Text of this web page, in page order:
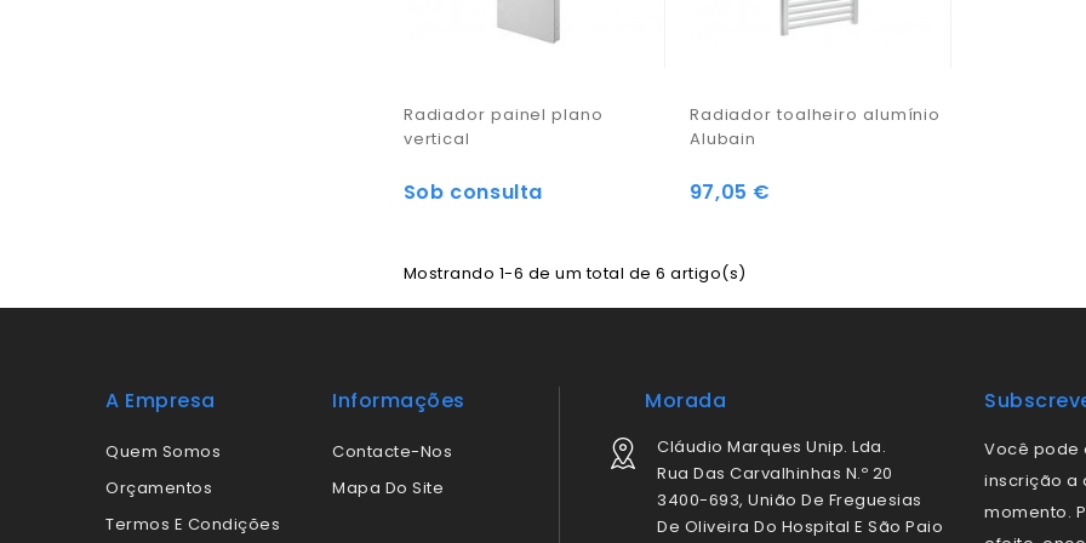
Radiador painel plano
vertical
Sob consulta
Radiador toalheiro alumínio
Alubain
97,05 €
Mostrando 1-6 de um total de 6 artigo(s)
A Empresa
Quem Somos
Orçamentos
Termos E Condições
Informações
Contacte-Nos
Mapa Do Site
Morada
Cláudio Marques Unip. Lda.
Rua Das Carvalhinhas N.º 20
3400-693, União De Freguesias
De Oliveira Do Hospital E São Paio
Você pode
inscrição a
momento.